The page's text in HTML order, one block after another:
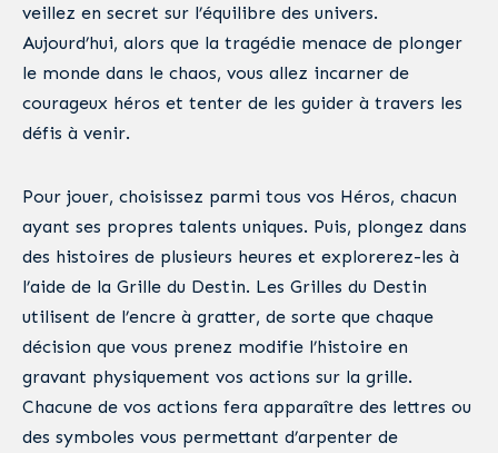
veillez en secret sur l’équilibre des univers.
Aujourd’hui, alors que la tragédie menace de plonger
le monde dans le chaos, vous allez incarner de
courageux héros et tenter de les guider à travers les
défis à venir.
Pour jouer, choisissez parmi tous vos Héros, chacun
ayant ses propres talents uniques. Puis, plongez dans
des histoires de plusieurs heures et explorerez-les à
l’aide de la Grille du Destin. Les Grilles du Destin
utilisent de l’encre à gratter, de sorte que chaque
décision que vous prenez modifie l’histoire en
gravant physiquement vos actions sur la grille.
Chacune de vos actions fera apparaître des lettres ou
des symboles vous permettant d’arpenter de